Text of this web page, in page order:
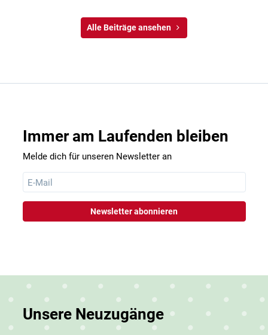
Alle Beiträge ansehen
Immer am Laufenden bleiben
Melde dich für unseren Newsletter an
Unsere Neuzugänge